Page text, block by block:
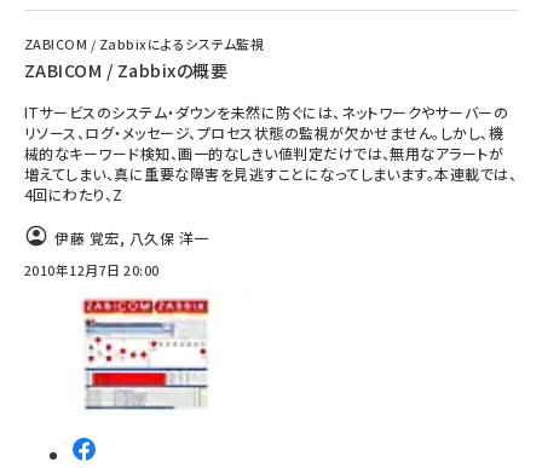
ZABICOM / Zabbixによるシステム監視
ZABICOM / Zabbixの概要
ITサービスのシステム・ダウンを未然に防ぐには、ネットワークやサーバーの
リソース、ログ・メッセージ、プロセス状態の監視が欠かせません。しかし、機
械的なキーワード検知、画一的なしきい値判定だけでは、無用なアラートが
増えてしまい、真に重要な障害を見逃すことになってしまいます。本連載では、
4回にわたり、Z
伊藤 覚宏, 八久保 洋一
2010年12月7日 20:00